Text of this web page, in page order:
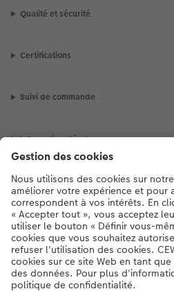
Qualité et sécurité
Certifications
Suivi de commande
Informations légales
Assortiment
**Besoin d'aide ou d'un conseil pour
[Lu-Ve : 9:00 - 20:00h | Sa : 9.00 -
FR| NL